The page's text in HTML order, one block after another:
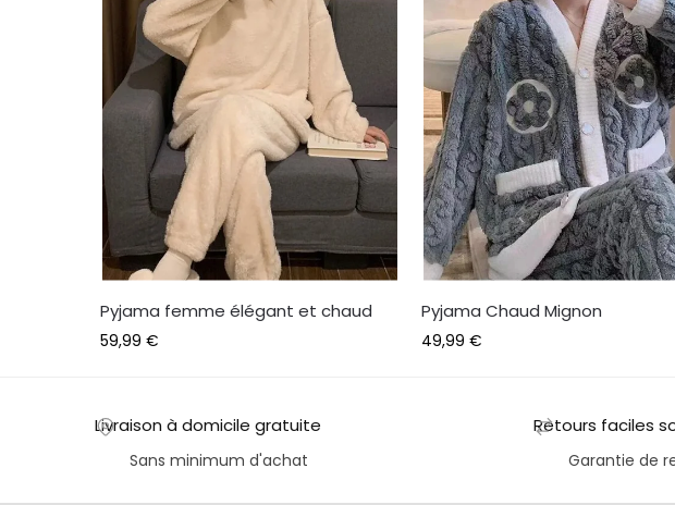
Pyjama femme élégant et chaud
59,99€
Pyjama Chaud Mignon
49,99 €
Livraison à domicile gratuite
Sans minimum d'achat
Retours faciles
Garantie de